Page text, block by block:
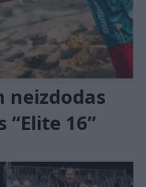
neizdodas
16”